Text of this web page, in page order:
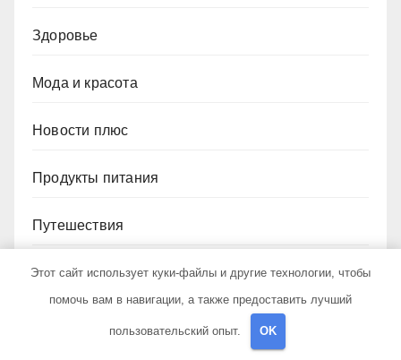
Здоровье
Мода и красота
Новости плюс
Продукты питания
Путешествия
Спорт и йога
Этот сайт использует куки-файлы и другие технологии, чтобы
помочь вам в навигации, а также предоставить лучший
пользовательский опыт. OK